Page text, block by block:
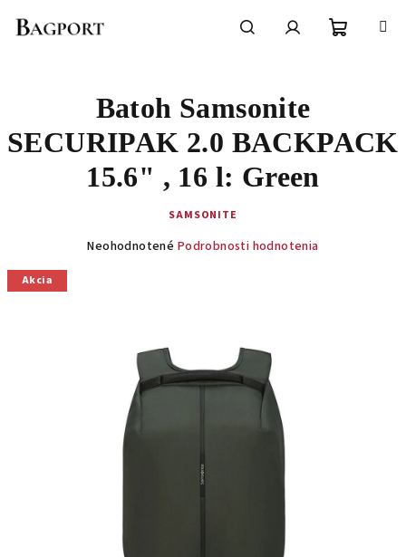
Batoh Samsonite
SECURIPAK 2.0 BACKPACK
15.6" , 16 l: Green
SAMSONITE
produktu
Neohodnotené Podrobnosti hodnotenia
Akcia